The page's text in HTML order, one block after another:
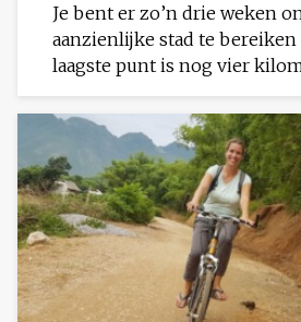
Je bent er zo’n drie weken
aanzienlijke stad te
laagste punt is nog vier